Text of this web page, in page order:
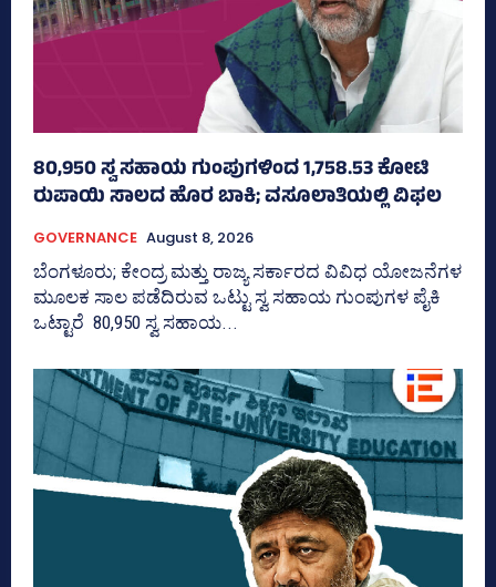
80,950 ಸ್ವ ಸಹಾಯ ಗುಂಪುಗಳಿಂದ 1,758.53 ಕೋಟಿ
ರುಪಾಯಿ ಸಾಲದ ಹೊರ ಬಾಕಿ; ವಸೂಲಾತಿಯಲ್ಲಿ ವಿಫಲ
GOVERNANCE August 8, 2026
ಬೆಂಗಳೂರು; ಕೇಂದ್ರ ಮತ್ತು ರಾಜ್ಯ ಸರ್ಕಾರದ ವಿವಿಧ ಯೋಜನೆಗಳ
ಮೂಲಕ ಸಾಲ ಪಡೆದಿರುವ ಒಟ್ಟು ಸ್ವ ಸಹಾಯ ಗುಂಪುಗಳ ಪೈಕಿ
ಒಟ್ಟಾರೆ 80,950 ಸ್ವ ಸಹಾಯ...